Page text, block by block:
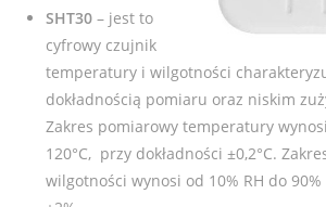
SHT30 – jest to
cyfrowy czujnik
temperatury i wilgotności
dokładnością pomiaru oraz niskim
Zakres pomiarowy temperatury
120°C, przy dokładności ±0,2°C.
wilgotności wynosi od 10% RH do 90%